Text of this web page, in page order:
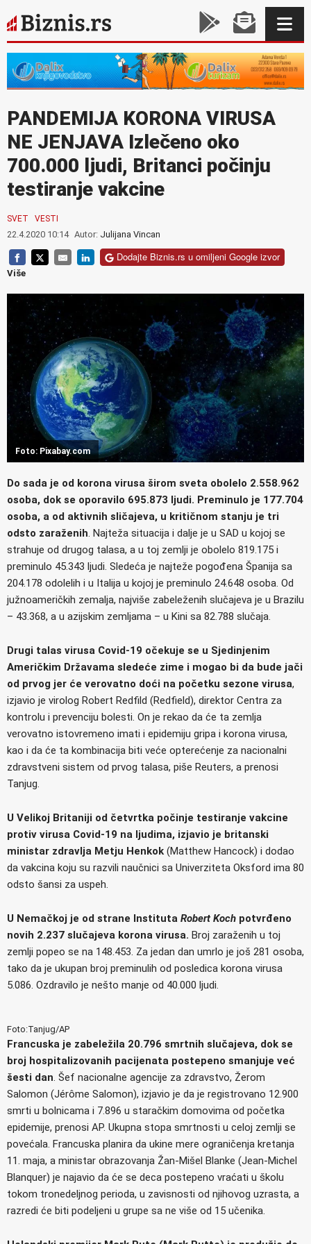
PANDEMIJA KORONA VIRUSA
NE JENJAVA Izlečeno oko
700.000 ljudi, Britanci počinju
testiranje vakcine
SVET VESTI
22.4.2020 10:14 Autor: Julijana Vincan
Dodajte Biznis.rs u omiljeni Google izvor
Više
Foto: Pixabay.com
Do sada je od korona virusa širom sveta obolelo 2.558.962
osoba, dok se oporavilo 695.873 ljudi. Preminulo je 177.704
osoba, a od aktivnih sličajeva, u kritičnom stanju je tri
odsto zaraženih. Najteža situacija i dalje je u SAD u kojoj se
strahuje od drugog talasa, a u toj zemlji je obolelo 819.175 i
preminulo 45.343 ljudi. Sledeća je najteže pogođena Španija sa
204.178 odolelih i u Italija u kojoj je preminulo 24.648 osoba. Od
južnoameričkih zemalja, najviše zabeleženih slučajeva je u Brazilu
– 43.368, a u azijskim zemljama – u Kini sa 82.788 slučaja.
Drugi talas virusa Covid-19 očekuje se u Sjedinjenim
Američkim Državama sledeće zime i mogao bi da bude jači
od prvog jer će verovatno doći na početku sezone virusa,
izjavio je virolog Robert Redfild (Redfield), direktor Centra za
kontrolu i prevenciju bolesti. On je rekao da će ta zemlja
verovatno istovremeno imati i epidemiju gripa i korona virusa,
kao i da će ta kombinacija biti veće opterećenje za nacionalni
zdravstveni sistem od prvog talasa, piše Reuters, a prenosi
Tanjug.
U Velikoj Britaniji od četvrtka počinje testiranje vakcine
protiv virusa Covid-19 na ljudima, izjavio je britanski
ministar zdravlja Metju Henkok (Matthew Hancock) i dodao
da vakcina koju su razvili naučnici sa Univerziteta Oksford ima 80
odsto šansi za uspeh.
U Nemačkoj je od strane Instituta Robert Koch potvrđeno
novih 2.237 slučajeva korona virusa. Broj zaraženih u toj
zemlji popeo se na 148.453. Za jedan dan umrlo je još 281 osoba,
tako da je ukupan broj preminulih od posledica korona virusa
5.086. Ozdravilo je nešto manje od 40.000 ljudi.
Foto:Tanjug/AP
Francuska je zabeležila 20.796 smrtnih slučajeva, dok se
broj hospitalizovanih pacijenata postepeno smanjuje već
šesti dan. Šef nacionalne agencije za zdravstvo, Žerom
Salomon (Jérôme Salomon), izjavio je da je registrovano 12.900
smrti u bolnicama i 7.896 u staračkim domovima od početka
epidemije, prenosi AP. Ukupna stopa smrtnosti u celoj zemlji se
povećala. Francuska planira da ukine mere ograničenja kretanja
11. maja, a ministar obrazovanja Žan-Mišel Blanke (Jean-Michel
Blanquer) je najavio da će se deca postepeno vraćati u školu
tokom tronedeljnog perioda, u zavisnosti od njihovog uzrasta, a
razredi će biti podeljeni u grupe sa ne više od 15 učenika.